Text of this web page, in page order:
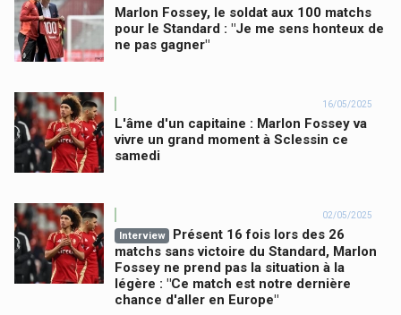
Marlon Fossey, le soldat aux 100 matchs
pour le Standard : "Je me sens honteux de
ne pas gagner"
16/05/2025
L'âme d'un capitaine : Marlon Fossey va
vivre un grand moment à Sclessin ce
samedi
02/05/2025
Interview
Présent 16 fois lors des 26
matchs sans victoire du Standard, Marlon
Fossey ne prend pas la situation à la
légère : "Ce match est notre dernière
chance d'aller en Europe"